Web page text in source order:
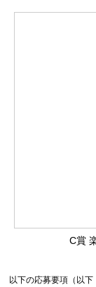
C賞
以下の応募要項（以